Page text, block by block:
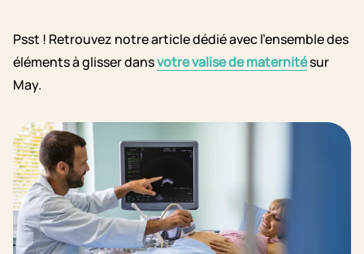
Psst ! Retrouvez notre article dédié avec l’ensemble des
éléments à glisser dansvotre valise de maternitésur
May.